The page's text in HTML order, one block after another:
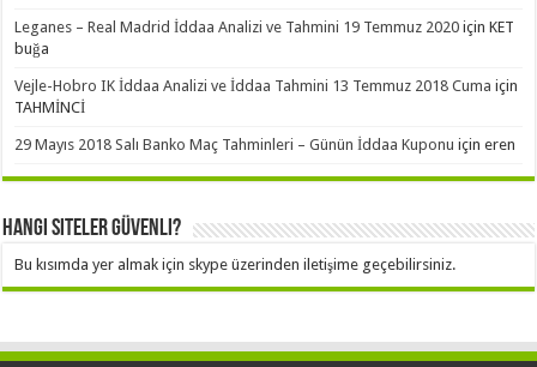
Leganes – Real Madrid İddaa Analizi ve Tahmini 19 Temmuz 2020 içinKET
buğa
Vejle-Hobro IK İddaa Analizi ve İddaa Tahmini 13 Temmuz 2018 Cuma için
TAHMİNCİ
29 Mayıs 2018 Salı Banko Maç Tahminleri – Günün İddaa Kuponu içineren
Hangi Siteler Güvenli?
Bu kısımda yer almak için skype üzerinden iletişime geçebilirsiniz.